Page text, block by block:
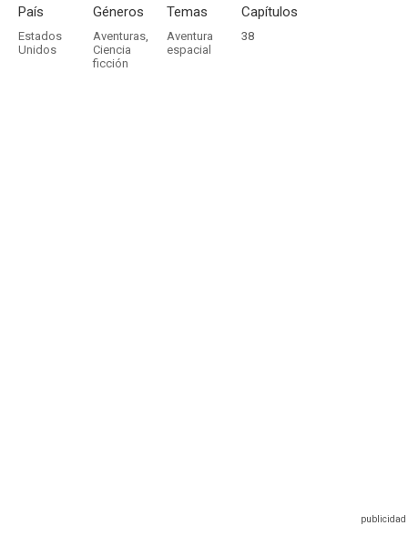
País
Estados
Unidos
Géneros
Aventuras,
Ciencia
ficción
Temas
Aventura
espacial
Capítulos
38